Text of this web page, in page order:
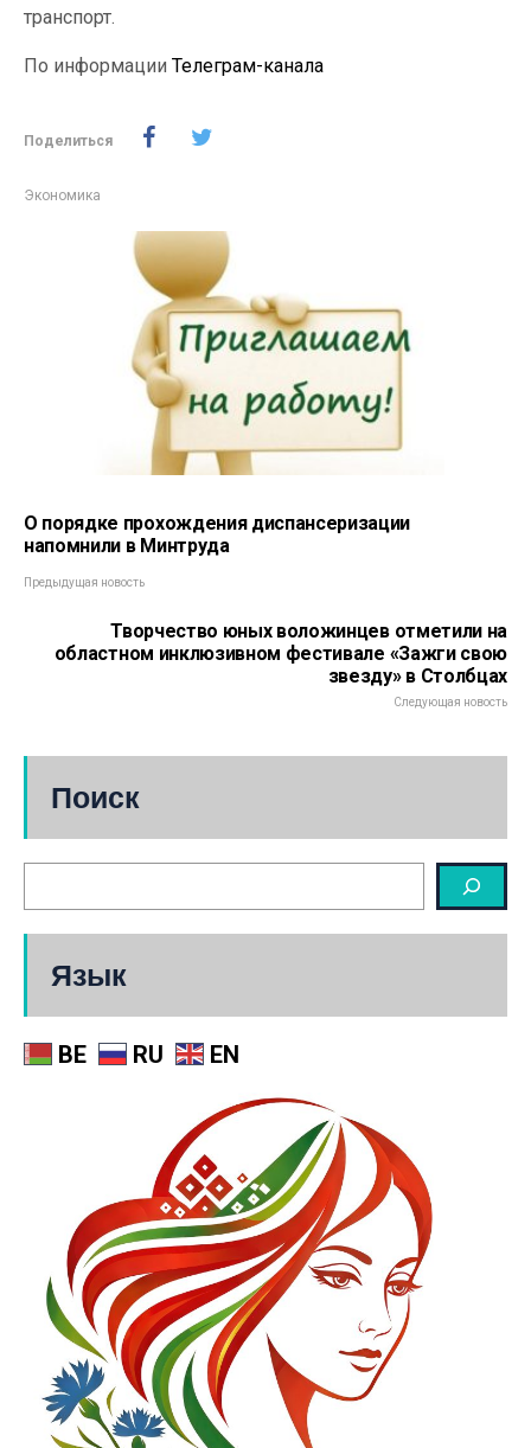
транспорт.
По информации Телеграм-канала
Поделиться
Экономика
О порядке прохождения диспансеризации
напомнили в Минтруда
Предыдущая новость
Творчество юных воложинцев отметили на
областном инклюзивном фестивале «Зажги свою
звезду» в Столбцах
Следующая новость
Поиск
Язык
BE RU EN